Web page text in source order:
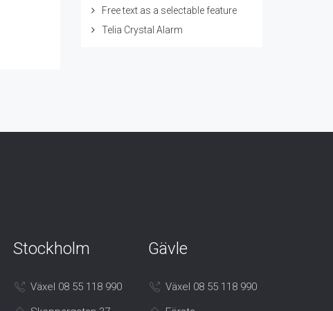
Free text as a selectable feature
Telia Crystal Alarm
Stockholm
Växel 08 55 118 990
Gävle
Växel 08 55 118 990